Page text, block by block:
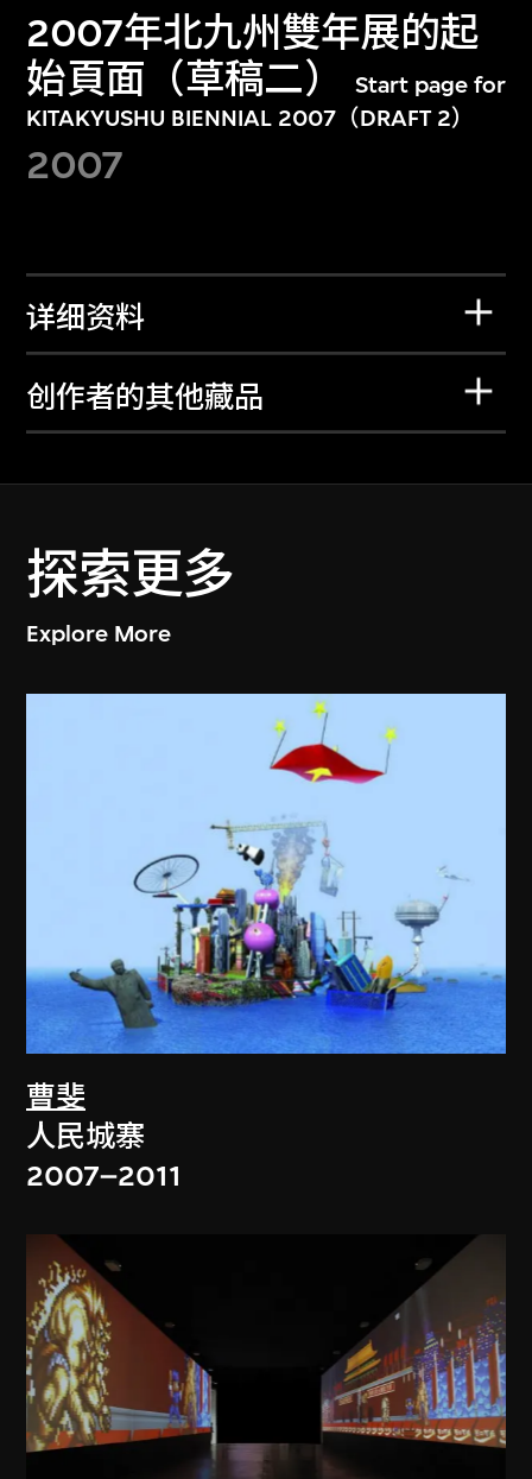
2007年北九州雙年展的起
始頁面（草稿二）
Start page for
KITAKYUSHU BIENNIAL 2007（DRAFT 2）
2007
详细资料
创作者的其他藏品
探索更多
Explore More
曹斐
人民城寨
2007–2011